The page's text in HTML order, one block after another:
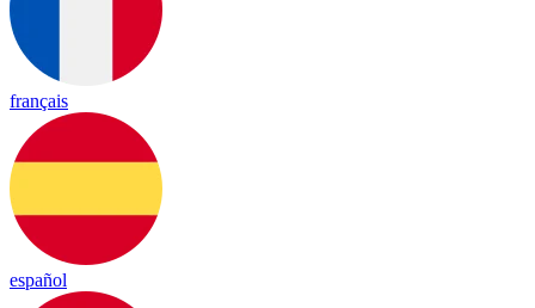
français
español